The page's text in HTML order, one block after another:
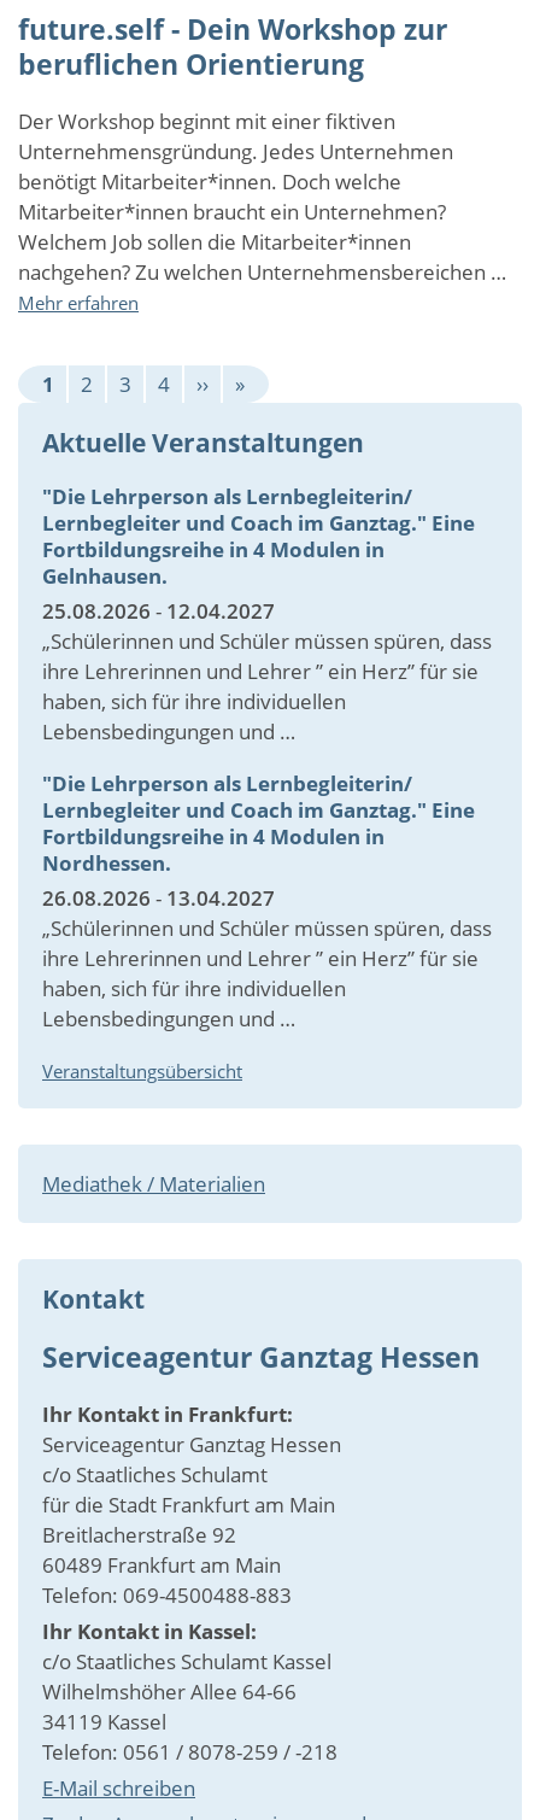
in
Schule"
Tag
zum
Thema
"Bewegte
Schule")
future.self - Dein Workshop zur
beruflichen Orientierung
Der Workshop beginnt mit einer fiktiven
Unternehmensgründung. Jedes Unternehmen
benötigt Mitarbeiter*innen. Doch welche
Mitarbeiter*innen braucht ein Unternehmen?
Welchem Job sollen die Mitarbeiter*innen
nachgehen? Zu welchen Unternehmensbereichen …
Mehr erfahren
Dein
Workshop
zur
beruflichen
Orientierung
Seitennummerierung
Aktuelle
Seite
1 Page
2 Page
3 Page
4
Nächste
Seite
››
Letzte
Seite
»
Aktuelle Veranstaltungen
"Die Lehrperson als Lernbegleiterin/
Lernbegleiter und Coach im Ganztag." Eine
Fortbildungsreihe in 4 Modulen in
Gelnhausen.
25.08.2026 - 12.04.2027
„Schülerinnen und Schüler müssen spüren, dass
ihre Lehrerinnen und Lehrer ” ein Herz” für sie
haben, sich für ihre individuellen
Lebensbedingungen und …
"Die Lehrperson als Lernbegleiterin/
Lernbegleiter und Coach im Ganztag." Eine
Fortbildungsreihe in 4 Modulen in
Nordhessen.
26.08.2026 - 13.04.2027
„Schülerinnen und Schüler müssen spüren, dass
ihre Lehrerinnen und Lehrer ” ein Herz” für sie
haben, sich für ihre individuellen
Lebensbedingungen und …
Veranstaltungsübersicht
Mediathek / Materialien
Kontakt
Serviceagentur Ganztag Hessen
Ihr Kontakt in Frankfurt:
Serviceagentur Ganztag Hessen
c/o Staatliches Schulamt
für die Stadt Frankfurt am Main
Breitlacherstraße 92
60489 Frankfurt am Main
Telefon: 069-4500488-883
Ihr Kontakt in Kassel:
c/o Staatliches Schulamt Kassel
Wilhelmshöher Allee 64-66
34119 Kassel
Telefon: 0561 / 8078-259 / -218
E-Mail schreiben